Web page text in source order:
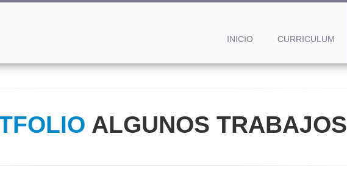
INICIO CURRICULUM
ALGUNOS TRABAJOS